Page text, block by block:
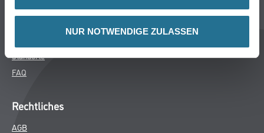
NUR NOTWENDIGE ZULASSEN
Services
Standorte
FAQ
Rechtliches
AGB